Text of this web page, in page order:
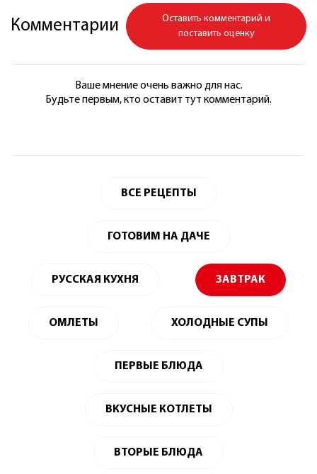
Комментарии
Оставить комментарий и
поставить оценку
Ваше мнение очень важно для нас.
Будьте первым, кто оставит тут комментарий.
ВСЕ РЕЦЕПТЫ
ГОТОВИМ НА ДАЧЕ
РУССКАЯ КУХНЯ ЗАВТРАК
ОМЛЕТЫ ХОЛОДНЫЕ СУПЫ
ПЕРВЫЕ БЛЮДА
ВКУСНЫЕ КОТЛЕТЫ
ВТОРЫЕ БЛЮДА